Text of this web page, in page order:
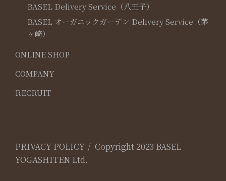
BASEL Delivery Service（八王子）
BASEL オーガニックガーデン Delivery Service（茅
ヶ崎）
ONLINE SHOP
COMPANY
RECRUIT
PRIVACY POLICY
Copyright 2023 BASEL
YOGASHITEN Ltd.